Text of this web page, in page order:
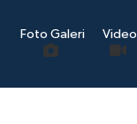
Foto Galeri Video